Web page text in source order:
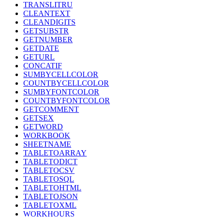
TRANSLITRU
CLEANTEXT
CLEANDIGITS
GETSUBSTR
GETNUMBER
GETDATE
GETURL
CONCATIF
SUMBYCELLCOLOR
COUNTBYCELLCOLOR
SUMBYFONTCOLOR
COUNTBYFONTCOLOR
GETCOMMENT
GETSEX
GETWORD
WORKBOOK
SHEETNAME
TABLETOARRAY
TABLETODICT
TABLETOCSV
TABLETOSQL
TABLETOHTML
TABLETOJSON
TABLETOXML
WORKHOURS